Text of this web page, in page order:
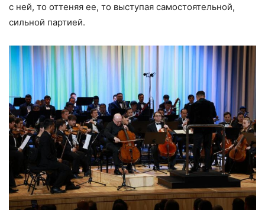
с ней, то оттеняя ее, то выступая самостоятельной,
сильной партией.